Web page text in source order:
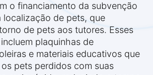
o financiamento da subvenção
localização de pets, que
de pets aos tutores. Esses
plaquinhas de
e materiais educativos que
pets perdidos com suas